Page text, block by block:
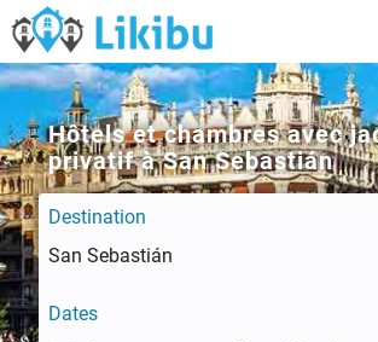
Hôtels et chambres avec
privatif à San Sebastián
Destination
Dates